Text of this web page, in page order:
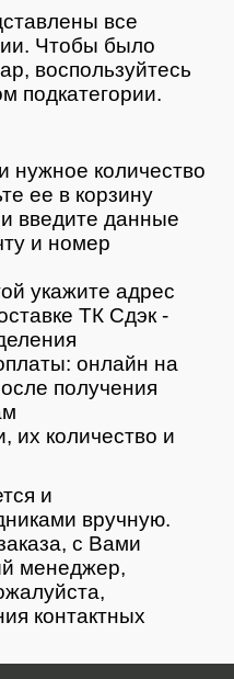
все
Чтобы было
воспользуйтесь
подкатегории.
нужное количество
ее в корзину
введите данные
и номер
укажите адрес
ТК Сдэк -
онлайн на
получения
их количество и
и
вручную.
с Вами
менеджер,
контактных